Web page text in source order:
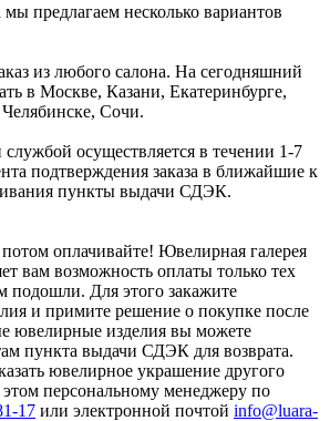
предлагаем несколько вариантов
из любого салона. На сегодняшний
в Москве, Казани, Екатеринбурге,
Сочи.
службой осуществляется в течении 1-7
подтверждения заказа в ближайшие к
пункты выдачи СДЭК.
оплачивайте! Ювелирная галерея
вам возможность оплаты только тех
подошли. Для этого закажите
и примите решение о покупке после
ювелирные изделия вы можете
пункта выдачи СДЭК для возврата.
ювелирное украшение другого
персональному менеджеру по
17 или электронной почтой info@luara-